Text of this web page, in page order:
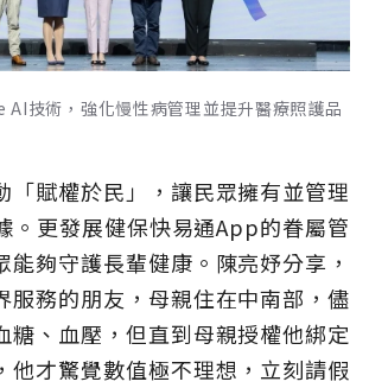
技術，強化慢性病管理並提升醫療照護品
「賦權於民」，讓民眾擁有並管理
。更發展健保快易通App的眷屬管
能夠守護長輩健康。陳亮妤分享，
服務的朋友，母親住在中南部，儘
糖、血壓，但直到母親授權他綁定
他才驚覺數值極不理想，立刻請假